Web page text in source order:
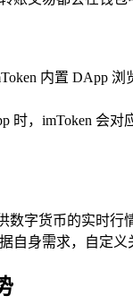
内置 DApp
时，imToken 会
数字货币的实时
自身需求，自定